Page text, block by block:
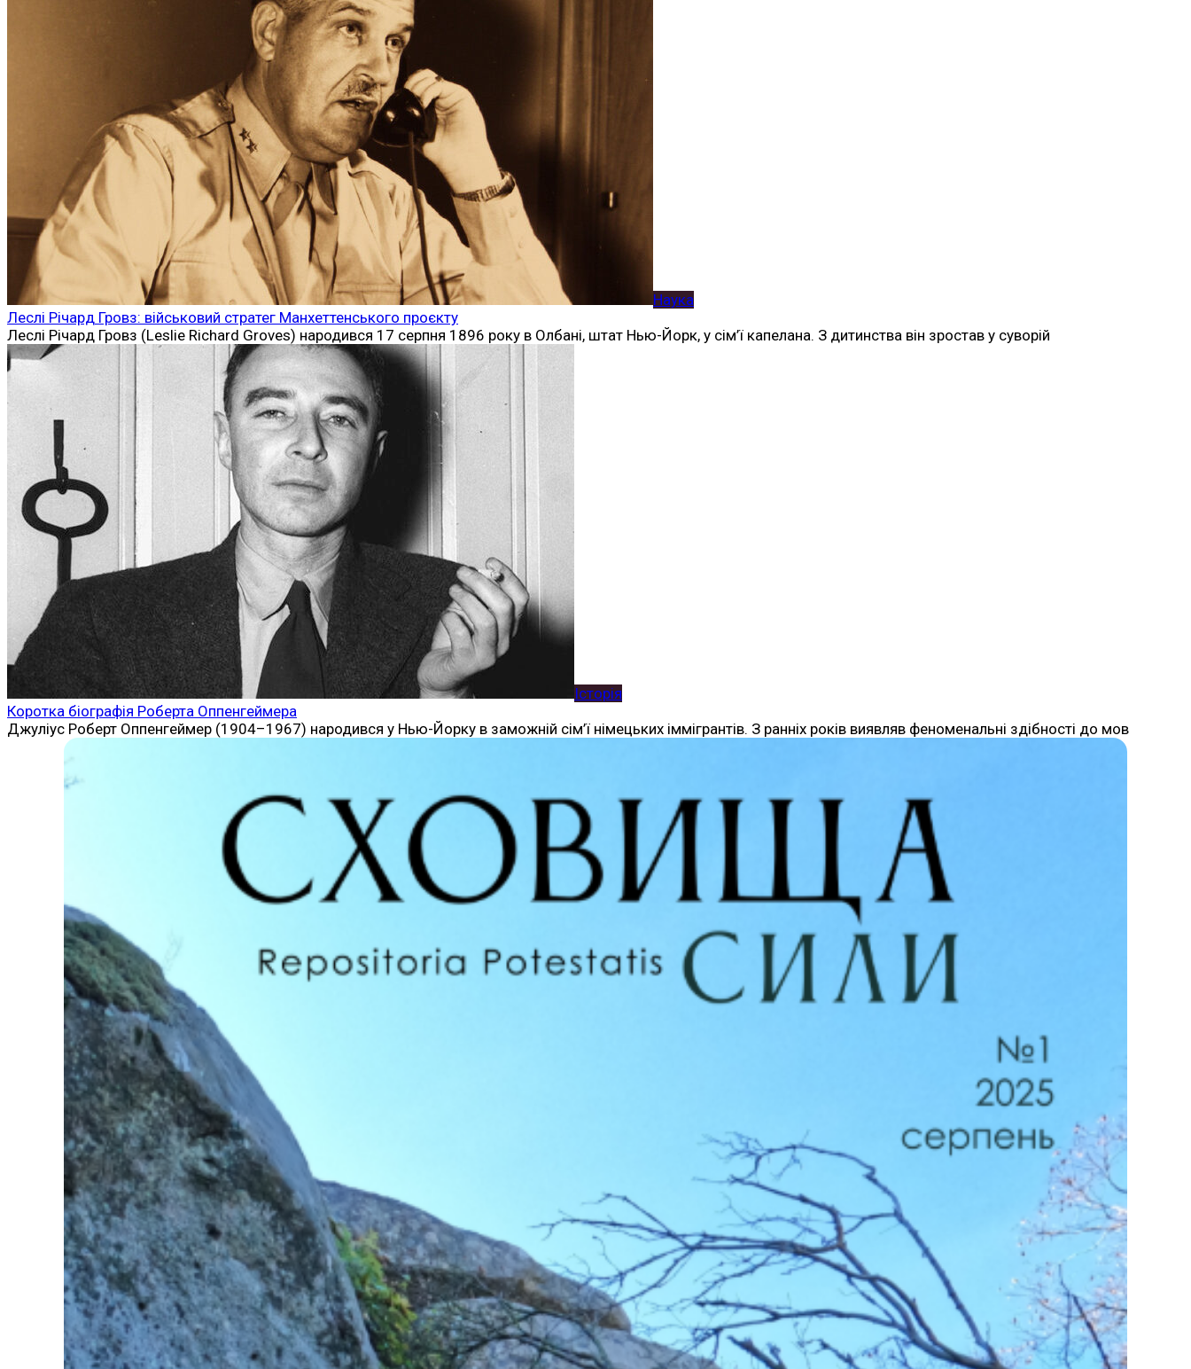
Наука
Леслі Річард Гровз: військовий стратег Манхеттенського проєкту
Леслі Річард Гровз (Leslie Richard Groves) народився 17 серпня 1896 року в Олбані, штат Нью-Йорк, у сім’ї капелана. З дитинства він зростав у суворій
Історія
Коротка біографія Роберта Оппенгеймера
Джуліус Роберт Оппенгеймер (1904–1967) народився у Нью-Йорку в заможній сім’ї німецьких іммігрантів. З ранніх років виявляв феноменальні здібності до мов